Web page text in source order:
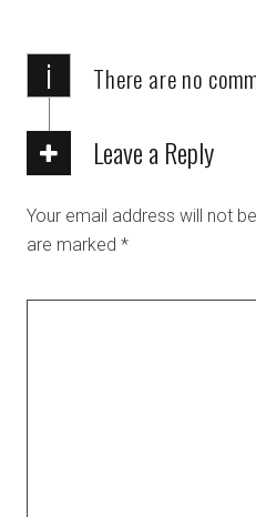
i There are no
Leave a Reply
Your email address will not
are marked *